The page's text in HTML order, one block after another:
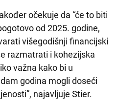
očekuje da “će to biti
od 2025. godine,
višegodišnji financijski
razmatrati i kohezijska
važna kako bi u
godina mogli doseći
najavljuje Stier.